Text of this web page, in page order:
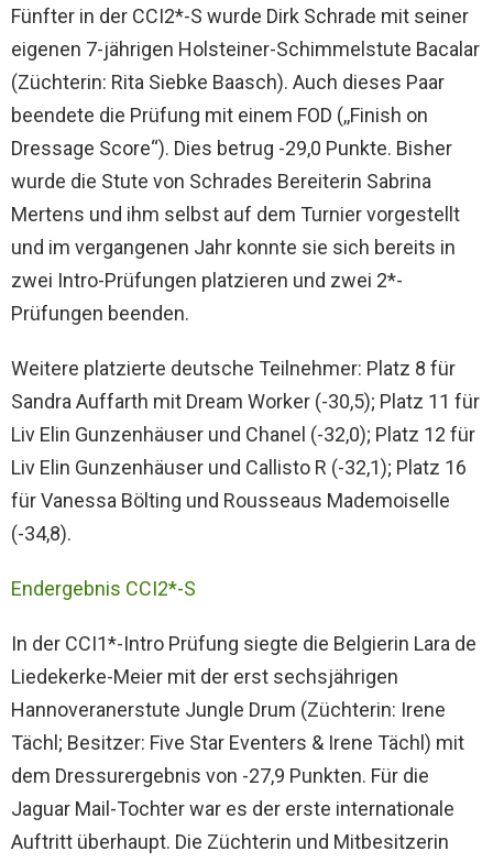
Fünfter in der CCI2*-S wurde Dirk Schrade mit seiner
eigenen 7-jährigen Holsteiner-Schimmelstute Bacalar
(Züchterin: Rita Siebke Baasch). Auch dieses Paar
beendete die Prüfung mit einem FOD (,,Finish on
Dressage Score“). Dies betrug -29,0 Punkte. Bisher
wurde die Stute von Schrades Bereiterin Sabrina
Mertens und ihm selbst auf dem Turnier vorgestellt
und im vergangenen Jahr konnte sie sich bereits in
zwei Intro-Prüfungen platzieren und zwei 2*-
Prüfungen beenden.
Weitere platzierte deutsche Teilnehmer: Platz 8 für
Sandra Auffarth mit Dream Worker (-30,5); Platz 11 für
Liv Elin Gunzenhäuser und Chanel (-32,0); Platz 12 für
Liv Elin Gunzenhäuser und Callisto R (-32,1); Platz 16
für Vanessa Bölting und Rousseaus Mademoiselle
(-34,8).
Endergebnis CCI2*-S
In der CCI1*-Intro Prüfung siegte die Belgierin Lara de
Liedekerke-Meier mit der erst sechsjährigen
Hannoveranerstute Jungle Drum (Züchterin: Irene
Tächl; Besitzer: Five Star Eventers & Irene Tächl) mit
dem Dressurergebnis von -27,9 Punkten. Für die
Jaguar Mail-Tochter war es der erste internationale
Auftritt überhaupt. Die Züchterin und Mitbesitzerin